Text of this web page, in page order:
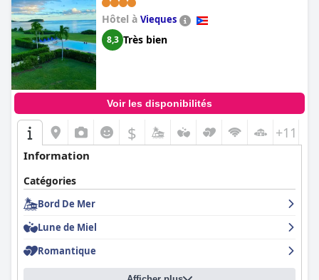
Hôtel à Vieques
8,3 Très bien
Voir les disponibilités
$ +11
Information
Catégories
Bord De Mer
Lune de Miel
Romantique